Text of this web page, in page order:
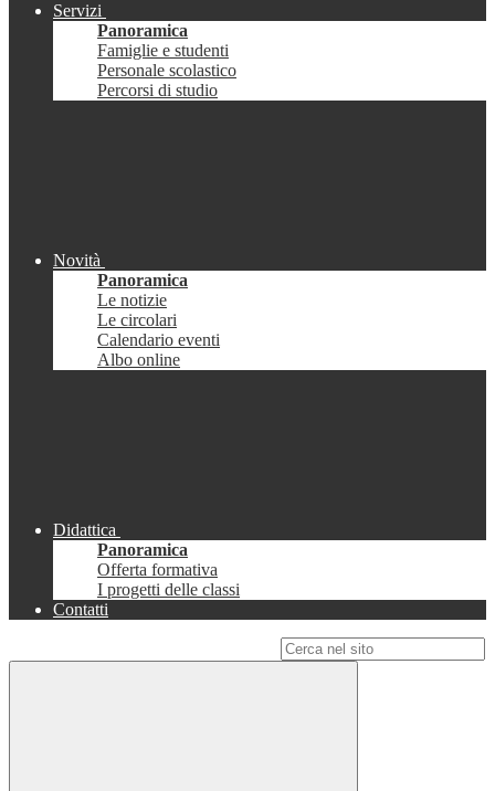
Servizi
Panoramica
Famiglie e studenti
Personale scolastico
Percorsi di studio
Novità
Panoramica
Le notizie
Le circolari
Calendario eventi
Albo online
Didattica
Panoramica
Offerta formativa
I progetti delle classi
Contatti